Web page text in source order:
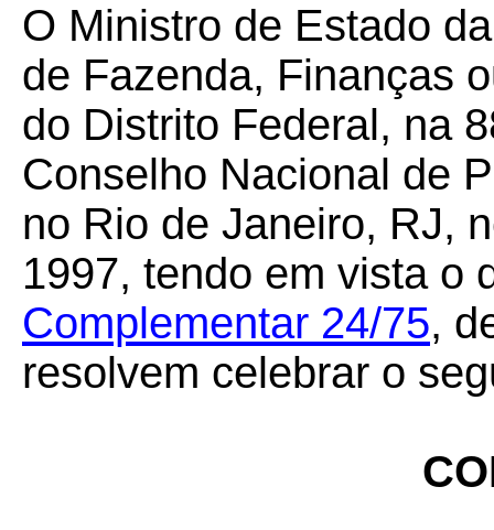
O Ministro de Estado
de Fazenda, Finanças
do Distrito Federal, na
Conselho Nacional de
no Rio de Janeiro, RJ,
1997, tendo em vista o
Complementar 24/75,
resolvem celebrar o